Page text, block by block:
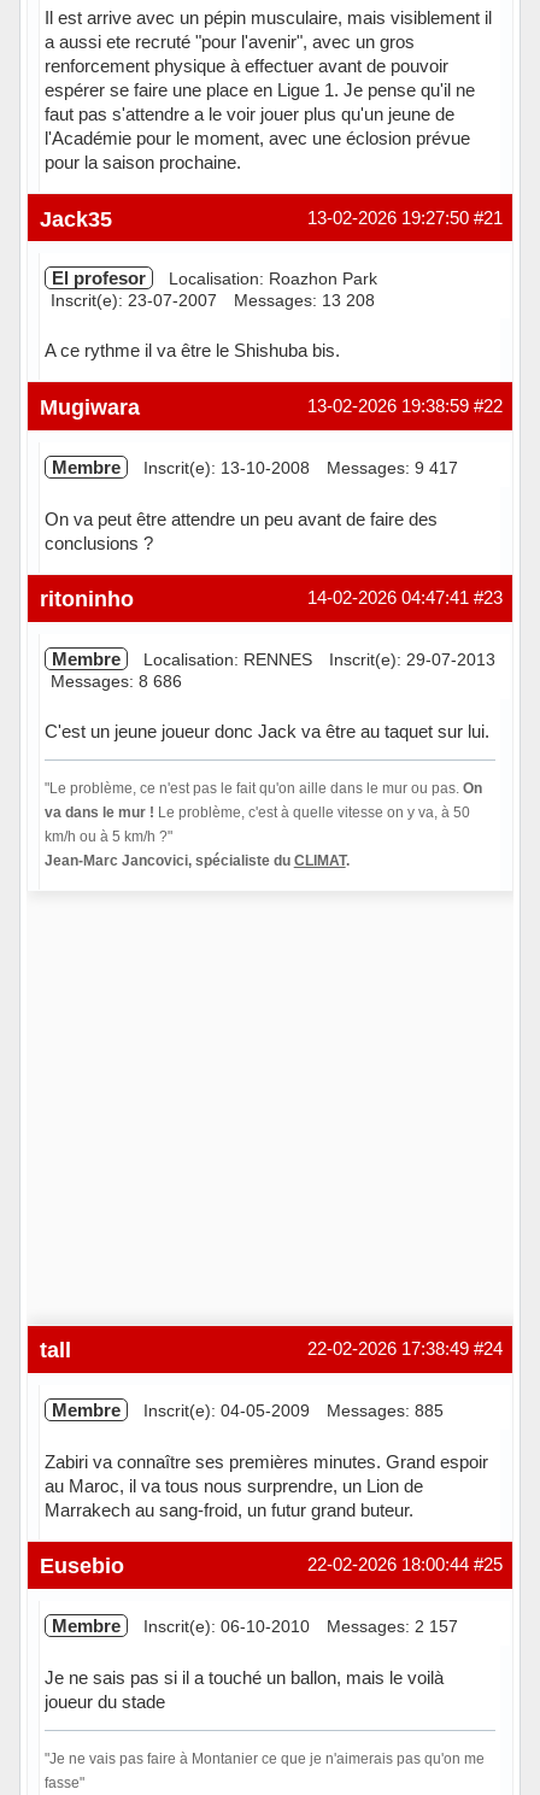
Il est arrive avec un pépin musculaire, mais visiblement il
a aussi ete recruté "pour l'avenir", avec un gros
renforcement physique à effectuer avant de pouvoir
espérer se faire une place en Ligue 1. Je pense qu'il ne
faut pas s'attendre a le voir jouer plus qu'un jeune de
l'Académie pour le moment, avec une éclosion prévue
pour la saison prochaine.
Hors ligne #21
13-02-2026 19:27:50
Jack35
El profesor
Localisation: Roazhon Park
Inscrit(e): 23-07-2007
Messages: 13 208
A ce rythme il va être le Shishuba bis.
Hors ligne #22
13-02-2026 19:38:59
Mugiwara
Membre Inscrit(e): 13-10-2008 Messages: 9 417
On va peut être attendre un peu avant de faire des
conclusions ?
Hors ligne #23
14-02-2026 04:47:41
ritoninho
Membre Localisation: RENNES
Inscrit(e): 29-07-2013
Messages: 8 686
C'est un jeune joueur donc Jack va être au taquet sur lui.
"Le problème, ce n'est pas le fait qu'on aille dans le mur ou pas. On
va dans le mur ! Le problème, c'est à quelle vitesse on y va, à 50
km/h ou à 5 km/h ?"
Jean-Marc Jancovici, spécialiste du CLIMAT.
#24
22-02-2026 17:38:49
tall
Membre Inscrit(e): 04-05-2009 Messages: 885
Zabiri va connaître ses premières minutes. Grand espoir
au Maroc, il va tous nous surprendre, un Lion de
Marrakech au sang-froid, un futur grand buteur.
Hors ligne #25
22-02-2026 18:00:44
Eusebio
Membre Inscrit(e): 06-10-2010 Messages: 2 157
Je ne sais pas si il a touché un ballon, mais le voilà
joueur du stade
"Je ne vais pas faire à Montanier ce que je n'aimerais pas qu'on me
fasse"